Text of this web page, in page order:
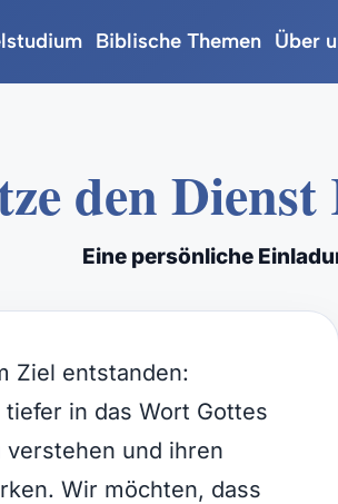
Biblische Themen Über
den
Eine persönliche
Ziel entstanden:
in das Wort Gottes
und ihren
Wir möchten, dass